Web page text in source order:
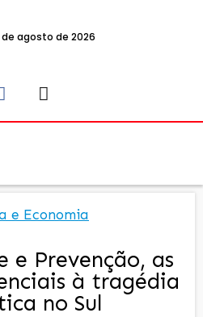
agosto de 2026
e Economia
e Prevenção, as
à tragédia
no Sul